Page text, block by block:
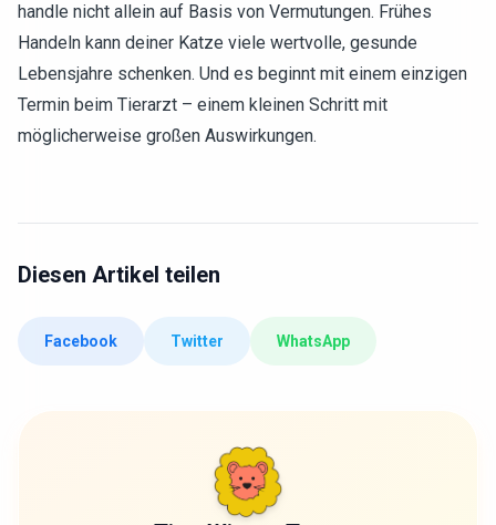
handle nicht allein auf Basis von Vermutungen. Frühes
Handeln kann deiner Katze viele wertvolle, gesunde
Lebensjahre schenken. Und es beginnt mit einem einzigen
Termin beim Tierarzt – einem kleinen Schritt mit
möglicherweise großen Auswirkungen.
Diesen Artikel teilen
Facebook Twitter WhatsApp